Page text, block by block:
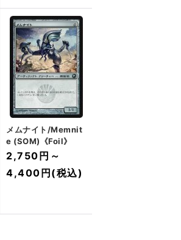
メムナイト/Memnit
e (SOM)《Foil》
2,750円 ～
4,400円 (税込)